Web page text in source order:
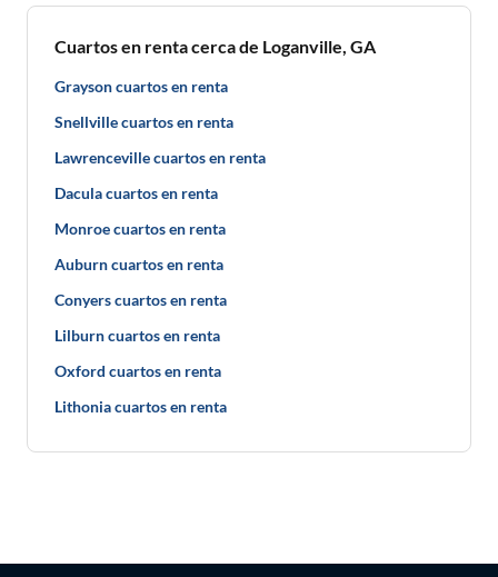
Cuartos en renta cerca de Loganville, GA
Grayson cuartos en renta
Snellville cuartos en renta
Lawrenceville cuartos en renta
Dacula cuartos en renta
Monroe cuartos en renta
Auburn cuartos en renta
Conyers cuartos en renta
Lilburn cuartos en renta
Oxford cuartos en renta
Lithonia cuartos en renta